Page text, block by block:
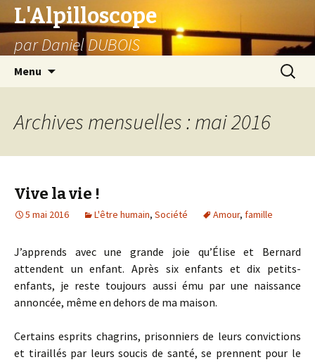
L'Alpilloscope
par Daniel DUBOIS
Menu
Archives mensuelles : mai 2016
Vive la vie !
5 mai 2016 L'être humain, Société Amour, famille
J’apprends avec une grande joie qu’Élise et Bernard
attendent un enfant. Après six enfants et dix petits-
enfants, je reste toujours aussi ému par une naissance
annoncée, même en dehors de ma maison.
Certains esprits chagrins, prisonniers de leurs convictions
et tiraillés par leurs soucis de santé, se prennent pour le